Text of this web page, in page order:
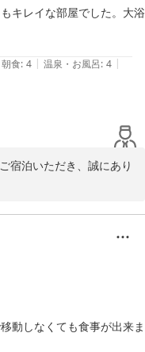
、またのお越しを心より
キレイな部屋でした。大浴
朝食: 4 | 温泉・お風呂: 4 |
宿泊いただき、誠にあり
滞在にご満足いただけた
メニューを20品目以上ご
のメニューや、地元野菜
の際はお楽しみいただけ
「キレイ」というお言葉
の者にも伝えまして、今
う努めてまいります。
動しなくても食事が出来ま